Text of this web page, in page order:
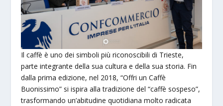
Il caffè è uno dei simboli più riconoscibili di Trieste,
parte integrante della sua cultura e della sua storia. Fin
dalla prima edizione, nel 2018, “Offri un Caffè
Buonissimo” si ispira alla tradizione del “caffè sospeso”,
trasformando un’abitudine quotidiana molto radicata